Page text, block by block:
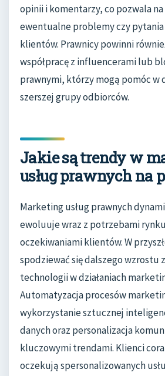
opinii i komentarzy, co pozwala
ewentualne problemy czy
klientów. Prawnicy powinni
współpracę z influencerami lub
prawnymi, którzy mogą pomóc w
szerszej grupy odbiorców.
Jakie są trendy w
usług prawnych na
Marketing usług prawnych
ewoluuje wraz z potrzebami
oczekiwaniami klientów. W
spodziewać się dalszego wzrostu
technologii w działaniach
Automatyzacja procesów
wykorzystanie sztucznej
danych oraz personalizacja
kluczowymi trendami. Klienci
oczekują spersonalizowanych